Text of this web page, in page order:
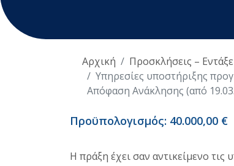
Αρχική Προσκλήσεις –
Υπηρεσίες υποστήριξης
Απόφαση Ανάκλησης (από
Προϋπολογισμός: 40.000,00 €
Η πράξη έχει σαν αντικείμενο τις